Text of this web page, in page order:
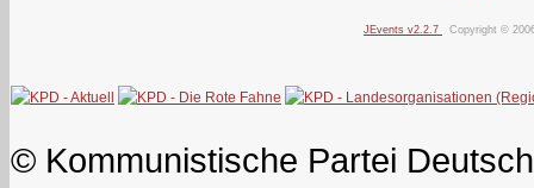
JEvents v2.2.7 Copyright ©
© Kommunistische Partei